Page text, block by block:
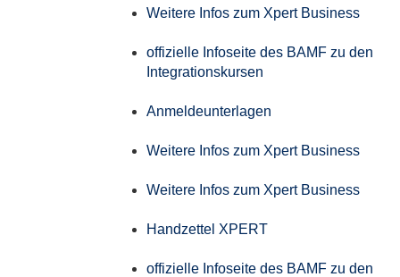
Weitere Infos zum Xpert Business
offizielle Infoseite des BAMF zu den
Integrationskursen
Anmeldeunterlagen
Weitere Infos zum Xpert Business
Weitere Infos zum Xpert Business
Handzettel XPERT
offizielle Infoseite des BAMF zu den